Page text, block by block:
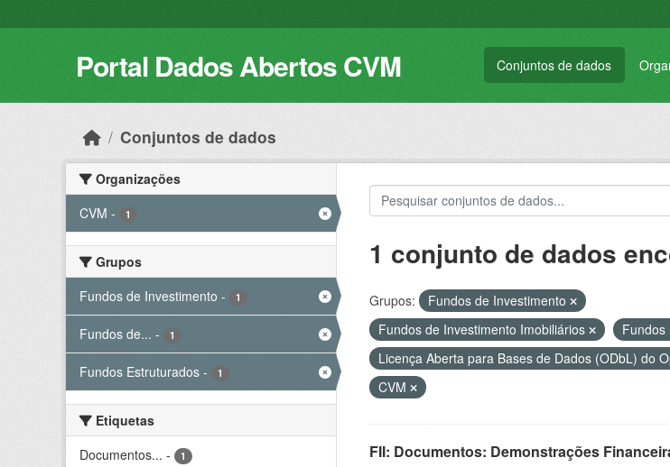
Portal Dados Abertos CVM Conjuntos de dados
Conjuntos de dados
Organizações
CVM - 1
Grupos
Fundos de Investimento - 1
Fundos de... - 1
Fundos Estruturados - 1
Etiquetas
Documentos... - 1
1 conjunto de dados
Grupos:
Fundos de Investimento
Fundos de Investimento Imobiliários
Fundos
Licença Aberta para Bases de Dados (ODbL) do
CVM
FII: Documentos: Demonstrações